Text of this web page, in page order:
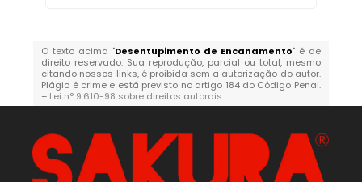
O texto acima "Desentupimento de Encanamento" é de
direito reservado. Sua reprodução, parcial ou total, mesmo
citando nossos links, é proibida sem a autorização do autor.
Plágio é crime e está previsto no artigo 184 do Código Penal.
– Lei n° 9.610-98 sobre direitos autorais.